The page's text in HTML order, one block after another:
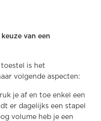
van een
is het
volgende aspecten:
je af en toe enkel een
er dagelijks een stapel
volume heb je een